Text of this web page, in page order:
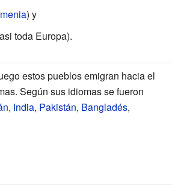
) y
toda Europa).
estos pueblos emigran hacia el
Según sus idiomas se fueron
, India, Pakistán, Bangladés,